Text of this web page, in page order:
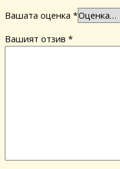
Вашата оценка *
Вашият отзив *